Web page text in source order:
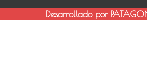
Desarrollado por